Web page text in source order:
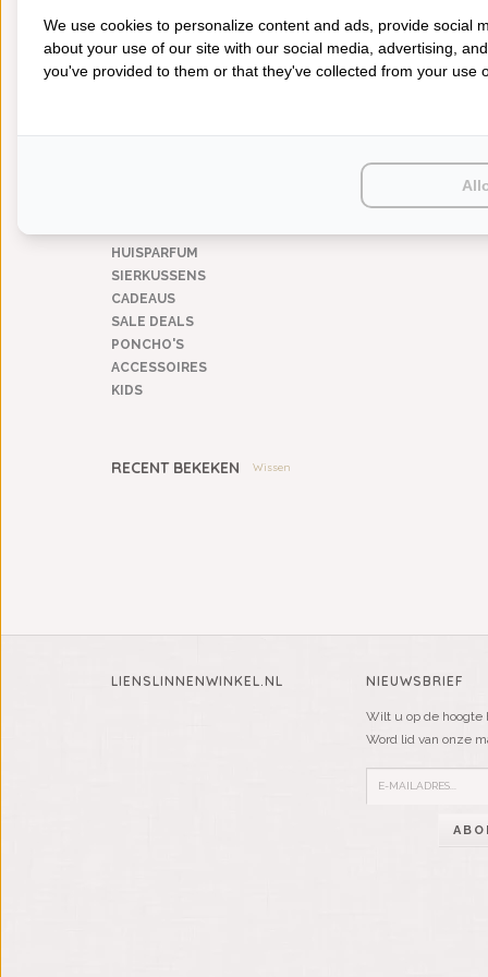
All year(1)
4-Seizoenen(1)
BADGOED
HUISPARFUM
SIERKUSSENS
CADEAUS
SALE DEALS
PONCHO'S
ACCESSOIRES
KIDS
RECENT BEKEKEN Wissen
LIENSLINNENWINKEL.NL NIEUWSBRIEF
Wilt u op de hoogte
Word lid van onze
We use cookies to personalize content and ads, provide social
about your use of our site with our social media, advertising,
you've provided to them or that they've collected from your use